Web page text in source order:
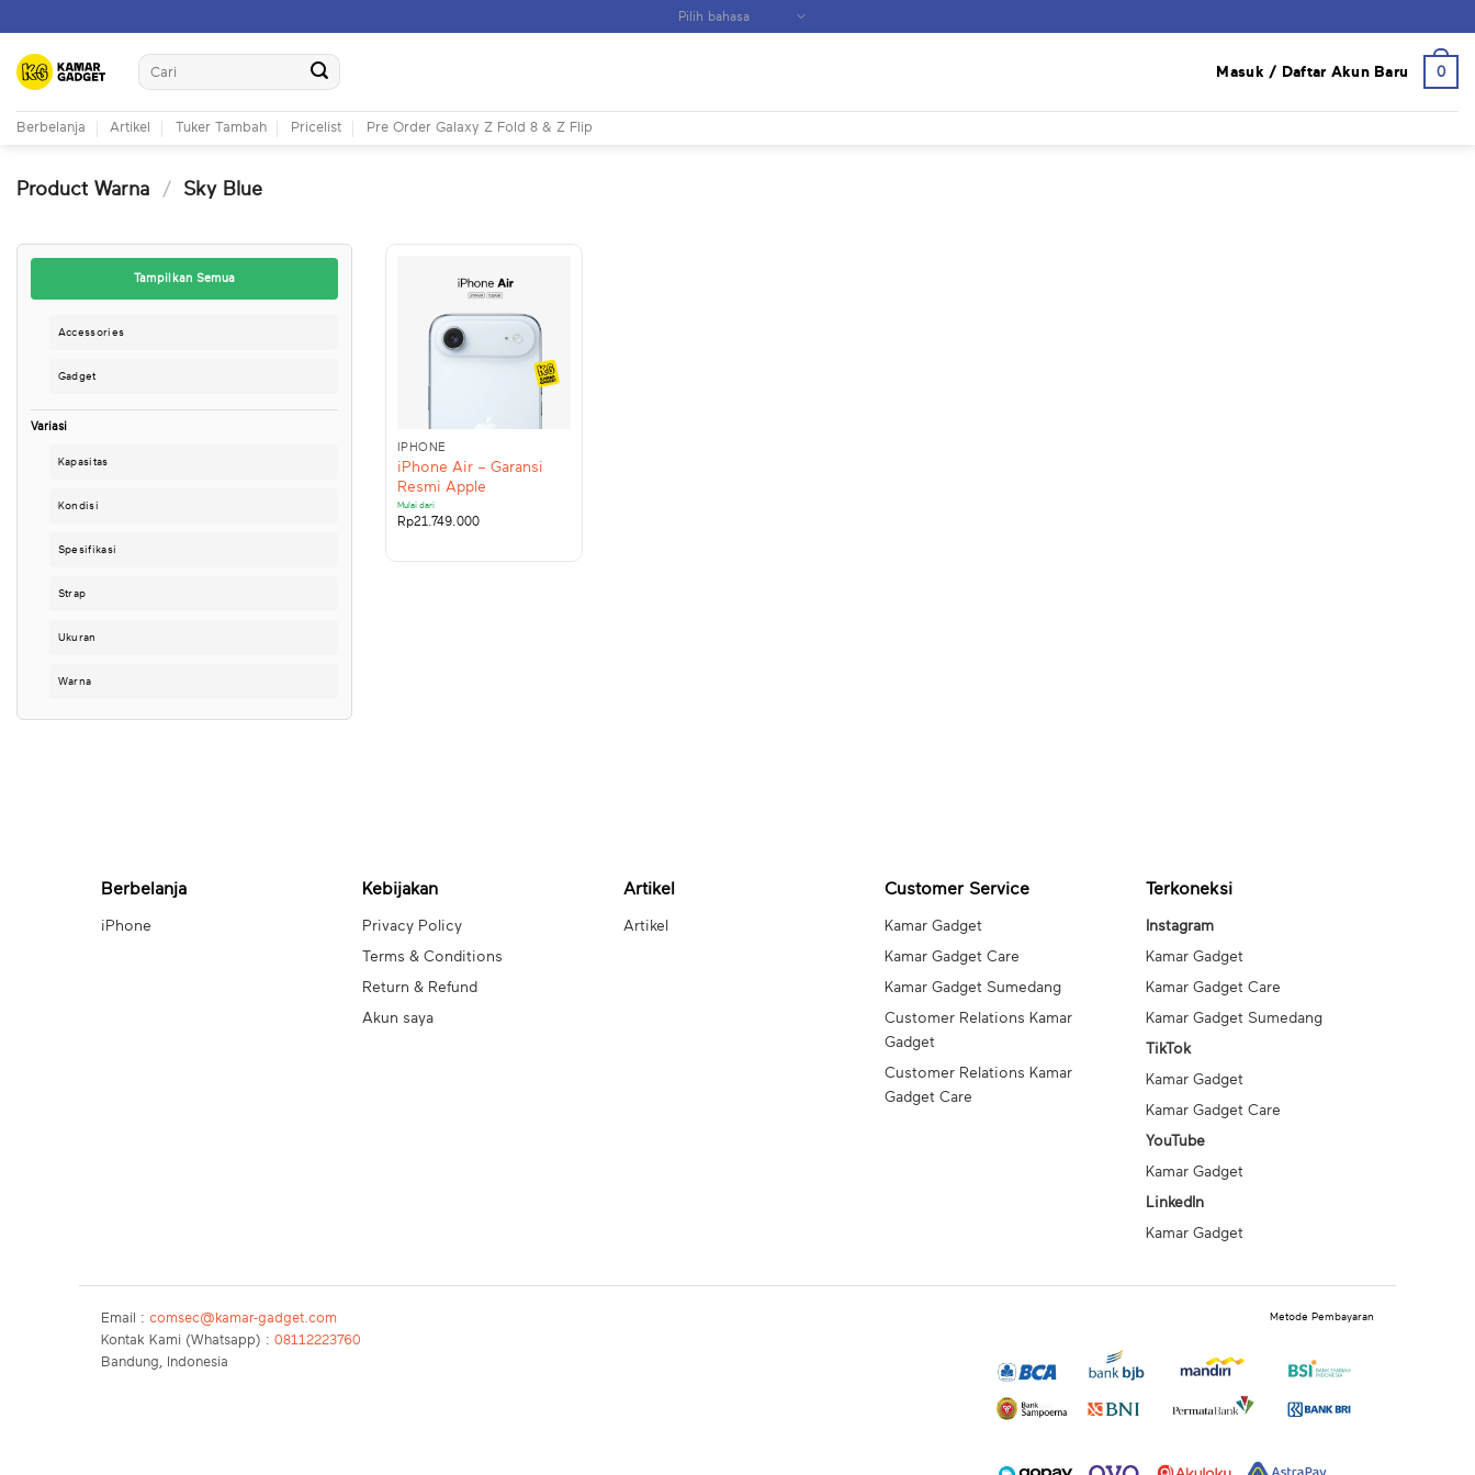
content
Search
for:
Masuk / Daftar Akun Baru 0
Berbelanja Artikel Tuker Tambah Pricelist Pre Order Galaxy Z Fold 8 & Z Flip
Product Warna / Sky Blue
Tampilkan Semua
Accessories
Gadget
Variasi
Kapasitas
Kondisi
Spesifikasi
Strap
Ukuran
Warna
+
IPHONE
iPhone Air – Garansi
Resmi Apple
Mulai dari
Rp21.749.000
Berbelanja
iPhone
Kebijakan
Privacy Policy
Terms & Conditions
Return & Refund
Akun saya
Artikel
Artikel
Customer Service
Kamar Gadget
Kamar Gadget Care
Kamar Gadget Sumedang
Customer Relations Kamar
Gadget
Customer Relations Kamar
Gadget Care
Terkoneksi
Instagram
Kamar Gadget
Kamar Gadget Care
Kamar Gadget Sumedang
TikTok
Kamar Gadget
Kamar Gadget Care
YouTube
Kamar Gadget
LinkedIn
Kamar Gadget
Email : comsec@kamar-gadget.com
Kontak Kami (Whatsapp) : 08112223760
Bandung, Indonesia
Metode Pembayaran